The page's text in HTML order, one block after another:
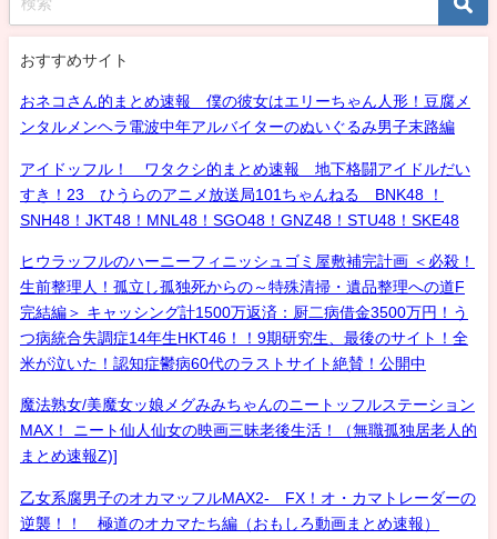
おすすめサイト
おネコさん的まとめ速報 僕の彼女はエリーちゃん人形！豆腐メ
ンタルメンヘラ電波中年アルバイターのぬいぐるみ男子末路編
アイドッフル！ ワタクシ的まとめ速報 地下格闘アイドルだい
すき！23 ひうらのアニメ放送局101ちゃんねる BNK48 ！
SNH48！JKT48！MNL48！SGO48！GNZ48！STU48！SKE48
ヒウラッフルのハーニーフィニッシュゴミ屋敷補完計画 ＜必殺！
生前整理人！孤立し孤独死からの～特殊清掃・遺品整理への道F
完結編＞ キャッシング計1500万返済：厨二病借金3500万円！う
つ病統合失調症14年生HKT46！！9期研究生、最後のサイト！全
米が泣いた！認知症鬱病60代のラストサイト絶賛！公開中
魔法熟女/美魔女ッ娘メグみみちゃんのニートッフルステーション
MAX！ ニート仙人仙女の映画三昧老後生活！（無職孤独居老人的
まとめ速報Z)]
乙女系腐男子のオカマッフルMAX2- FX！オ・カマトレーダーの
逆襲！！ 極道のオカマたち編（おもしろ動画まとめ速報）